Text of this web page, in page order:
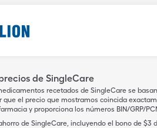
de SingleCare
recetados de SingleCare se
que el precio que mostramos coincida
y proporciona los números BIN/GRP/
de SingleCare, incluyendo el bono de $3